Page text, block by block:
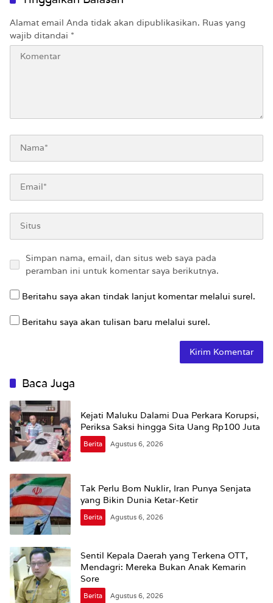
Alamat email Anda tidak akan dipublikasikan. Ruas yang
wajib ditandai *
Simpan nama, email, dan situs web saya pada
peramban ini untuk komentar saya berikutnya.
Beritahu saya akan tindak lanjut komentar melalui surel.
Beritahu saya akan tulisan baru melalui surel.
Baca Juga
Kejati Maluku Dalami Dua Perkara Korupsi,
Periksa Saksi hingga Sita Uang Rp100 Juta
Berita Agustus 6, 2026
Tak Perlu Bom Nuklir, Iran Punya Senjata
yang Bikin Dunia Ketar-Ketir
Berita Agustus 6, 2026
Sentil Kepala Daerah yang Terkena OTT,
Mendagri: Mereka Bukan Anak Kemarin
Sore
Berita Agustus 6, 2026